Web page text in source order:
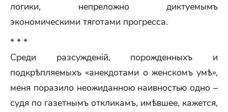
логики, непреложно диктуемымъ
экономическими тяготами прогресса.
* * *
Среди разсужденій, порожденныхъ и
подкрѣпляемыхъ «анекдотами о женскомъ умѣ»,
меня поразило неожиданною наивностью одно –
судя по газетнымъ откликамъ, имѣвшее, кажется,